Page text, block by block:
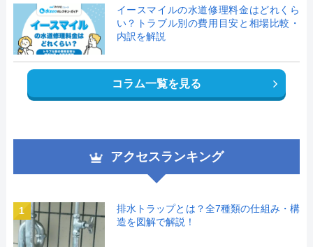
イースマイルの水道修理料金はどれくら
い？トラブル別の費用目安と相場比較・
内訳を解説
コラム一覧を見る
アクセスランキング
1
排水トラップとは？全7種類の仕組み・構
造を図解で解説！